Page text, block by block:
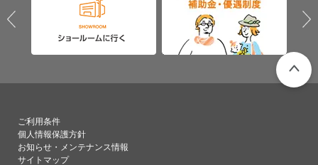
ご利用条件
個人情報保護方針
お知らせ・メンテナンス情報
サイトマップ